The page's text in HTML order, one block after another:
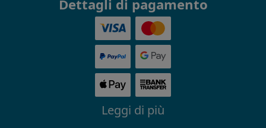
Dettagli di pagamento
Leggi di più